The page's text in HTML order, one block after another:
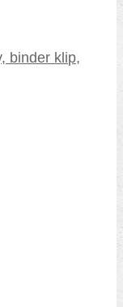
binder klip,